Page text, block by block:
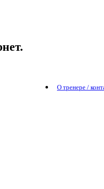
О тренере /